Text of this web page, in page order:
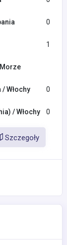
09:00
11:30
Włochy 08:00
/ Włochy 08:00
Szczegoły